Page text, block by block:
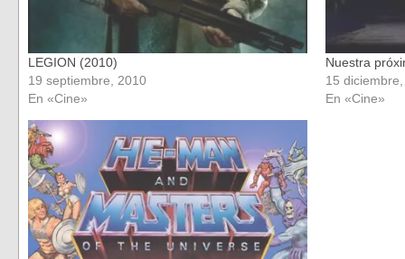
LEGION (2010)
19 septiembre, 2010
En «Cine»
Nuestra
15
En «Cine»